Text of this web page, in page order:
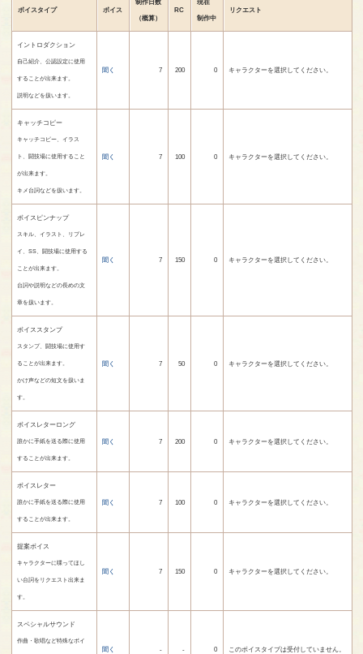
ボイスタイプ ボイス
（概算）
RC
制作中
リクエスト
イントロダクション
自己紹介、公認設定に使用
することが出来ます。
説明などを扱います。
聞く 7 200 0 キャラクターを選択してください。
キャッチコピー
キャッチコピー、イラス
ト、闘技場に使用すること
が出来ます。
キメ台詞などを扱います。
聞く 7 100 0 キャラクターを選択してください。
ボイスピンナップ
スキル、イラスト、リプレ
イ、SS、闘技場に使用する
ことが出来ます。
台詞や説明などの長めの文
章を扱います。
聞く 7 150 0 キャラクターを選択してください。
ボイススタンプ
スタンプ、闘技場に使用す
ることが出来ます。
かけ声などの短文を扱いま
す。
聞く 7 50 0 キャラクターを選択してください。
ボイスレターロング
誰かに手紙を送る際に使用
することが出来ます。
聞く 7 200 0 キャラクターを選択してください。
ボイスレター
誰かに手紙を送る際に使用
することが出来ます。
聞く 7 100 0 キャラクターを選択してください。
提案ボイス
キャラクターに喋ってほし
い台詞をリクエスト出来ま
す。
聞く 7 150 0 キャラクターを選択してください。
スペシャルサウンド
作曲・歌唱など特殊なボイ
聞く - - 0 このボイスタイプは受付していません。